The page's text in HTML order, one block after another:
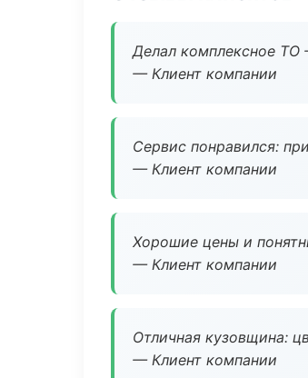
Делал комплексное ТО
— Клиент компании
Сервис понравился:
— Клиент компании
Хорошие цены и
— Клиент компании
Отличная кузовщина:
— Клиент компании